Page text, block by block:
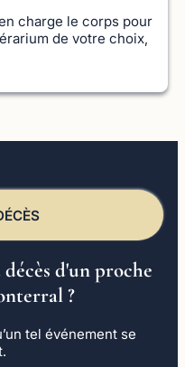
charge le corps pour
de votre choix,
d'un proche
?
tel événement se